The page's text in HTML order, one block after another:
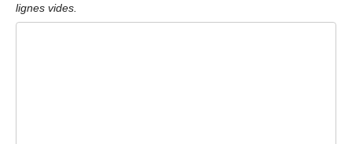
lignes vides.